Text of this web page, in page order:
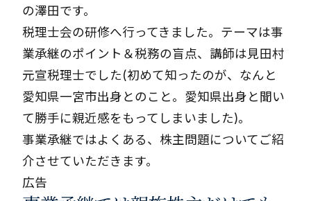
の澤田です。
税理士会の研修へ行ってきました。テーマは事
業承継のポイント＆税務の盲点、講師は見田村
元宣税理士でした(初めて知ったのが、なんと
愛知県一宮市出身とのこと。愛知県出身と聞い
て勝手に親近感をもってしまいました)。
事業承継ではよくある、株主問題についてご紹
介させていただきます。
広告